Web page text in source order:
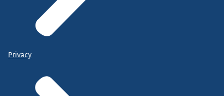
Privacy